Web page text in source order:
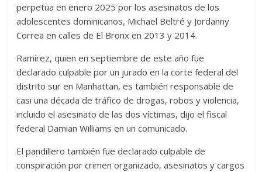
perpetua en enero 2025 por los asesinatos de los
adolescentes dominicanos, Michael Beltré y Jordanny
Correa en calles de El Bronx en 2013 y 2014.
Ramírez, quien en septiembre de este año fue
declarado culpable por un jurado en la corte federal del
distrito sur en Manhattan, es también responsable de
casi una década de tráfico de drogas, robos y violencia,
incluido el asesinato de las dos víctimas, dijo el fiscal
federal Damian Williams en un comunicado.
El pandillero también fue declarado culpable de
conspiración por crimen organizado, asesinatos y cargos